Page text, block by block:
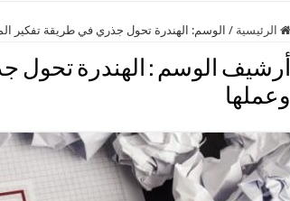
الرئيسية / الوسم: الهندرة تحول جذري في طريقة تفكير
أرشيف الوسم : الهندرة تحول
وعملها